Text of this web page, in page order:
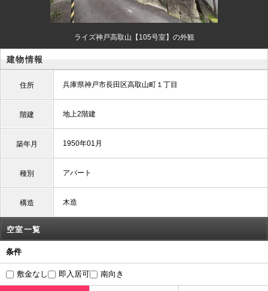
ライズ神戸高取山【105号室】の外観
建物情報
住所 兵庫県神戸市長田区高取山町１丁目
階建 地上2階建
築年月 1950年01月
種別 アパート
構造 木造
空室一覧
条件
敷金なし 即入居可 南向き